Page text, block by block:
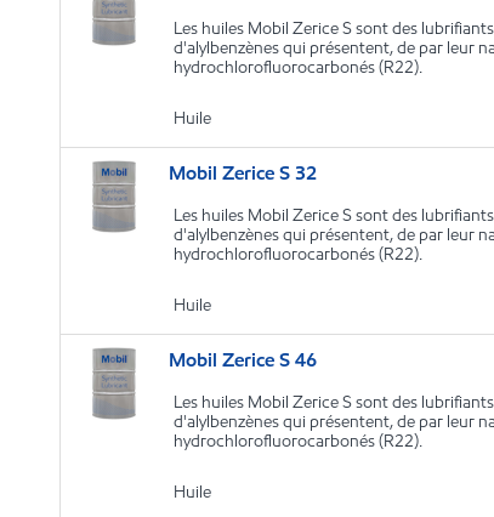
Les huiles Mobil Zerice S sont des
d'alylbenzènes qui présentent, de par leur
hydrochlorofluorocarbonés (R22).
Huile
Mobil Zerice S 32
Les huiles Mobil Zerice S sont des
d'alylbenzènes qui présentent, de par leur
hydrochlorofluorocarbonés (R22).
Huile
Mobil Zerice S 46
Les huiles Mobil Zerice S sont des
d'alylbenzènes qui présentent, de par leur
hydrochlorofluorocarbonés (R22).
Huile